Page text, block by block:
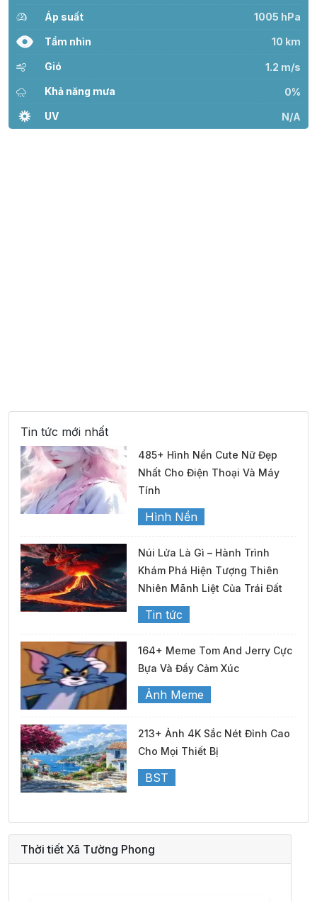
Áp suất 1005 hPa
Tầm nhìn 10 km
Gió 1.2 m/s
Khả năng mưa 0%
UV N/A
Tin tức mới nhất
485+ Hình Nền Cute Nữ Đẹp
Nhất Cho Điện Thoại Và Máy
Tính
Hình Nền
Núi Lửa Là Gì – Hành Trình
Khám Phá Hiện Tượng Thiên
Nhiên Mãnh Liệt Của Trái Đất
Tin tức
164+ Meme Tom And Jerry Cực
Bựa Và Đầy Cảm Xúc
Ảnh Meme
213+ Ảnh 4K Sắc Nét Đỉnh Cao
Cho Mọi Thiết Bị
BST
Thời tiết Xã Tường Phong